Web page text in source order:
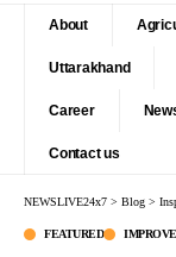
About
Uttarakhand
Career
Contact us
NEWSLIVE24x7 > Blog >
FEATURED